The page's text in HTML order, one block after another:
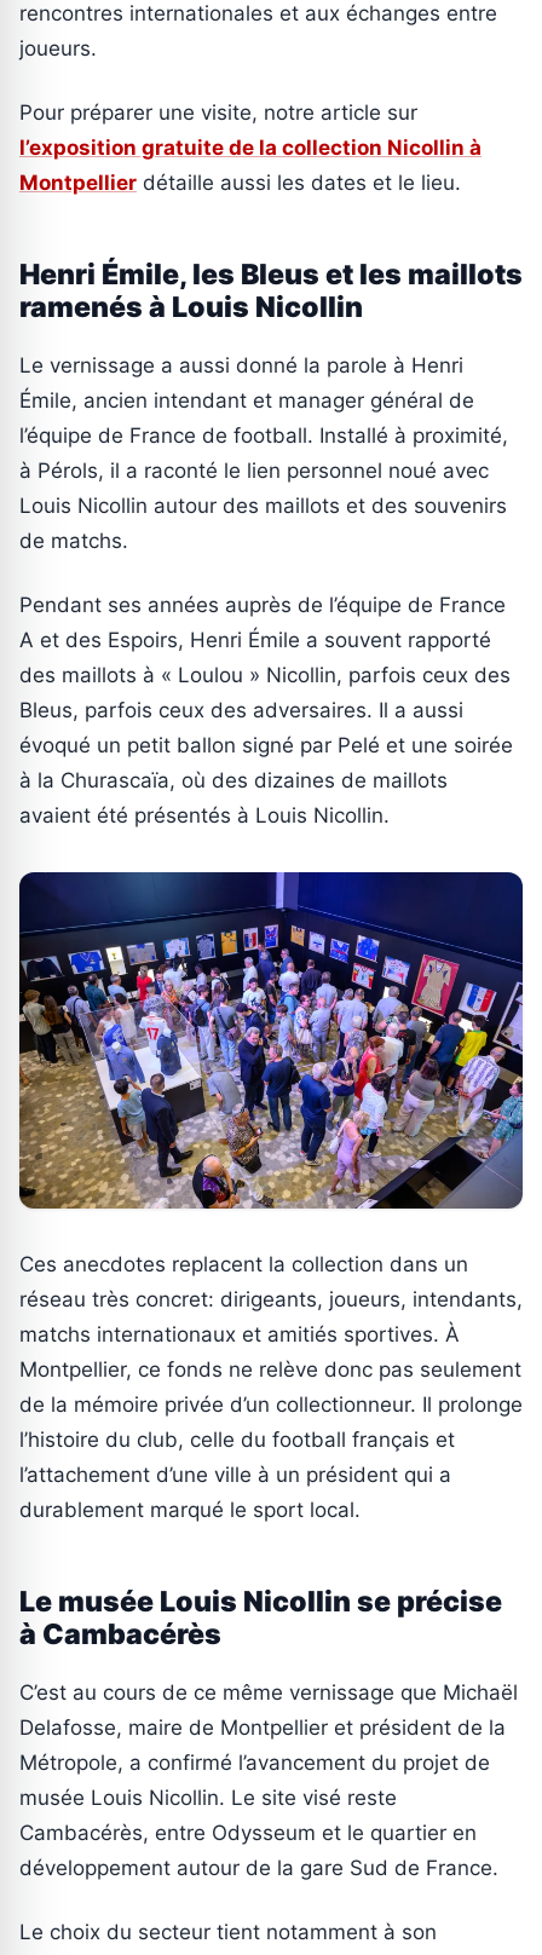
rencontres internationales et aux échanges entre
joueurs.
Pour préparer une visite, notre article sur
l’exposition gratuite de la collection Nicollin à
Montpellier détaille aussi les dates et le lieu.
Henri Émile, les Bleus et les maillots
ramenés à Louis Nicollin
Le vernissage a aussi donné la parole à Henri
Émile, ancien intendant et manager général de
l’équipe de France de football. Installé à proximité,
à Pérols, il a raconté le lien personnel noué avec
Louis Nicollin autour des maillots et des souvenirs
de matchs.
Pendant ses années auprès de l’équipe de France
A et des Espoirs, Henri Émile a souvent rapporté
des maillots à « Loulou » Nicollin, parfois ceux des
Bleus, parfois ceux des adversaires. Il a aussi
évoqué un petit ballon signé par Pelé et une soirée
à la Churascaïa, où des dizaines de maillots
avaient été présentés à Louis Nicollin.
Ces anecdotes replacent la collection dans un
réseau très concret: dirigeants, joueurs, intendants,
matchs internationaux et amitiés sportives. À
Montpellier, ce fonds ne relève donc pas seulement
de la mémoire privée d’un collectionneur. Il prolonge
l’histoire du club, celle du football français et
l’attachement d’une ville à un président qui a
durablement marqué le sport local.
Le musée Louis Nicollin se précise
à Cambacérès
C’est au cours de ce même vernissage que Michaël
Delafosse, maire de Montpellier et président de la
Métropole, a confirmé l’avancement du projet de
musée Louis Nicollin. Le site visé reste
Cambacérès, entre Odysseum et le quartier en
développement autour de la gare Sud de France.
Le choix du secteur tient notamment à son